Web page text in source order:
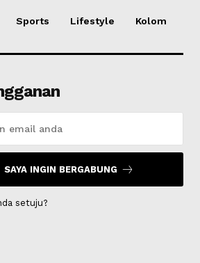
Sports Lifestyle Kolom
SAYA INGIN BERGABUNG
setuju?